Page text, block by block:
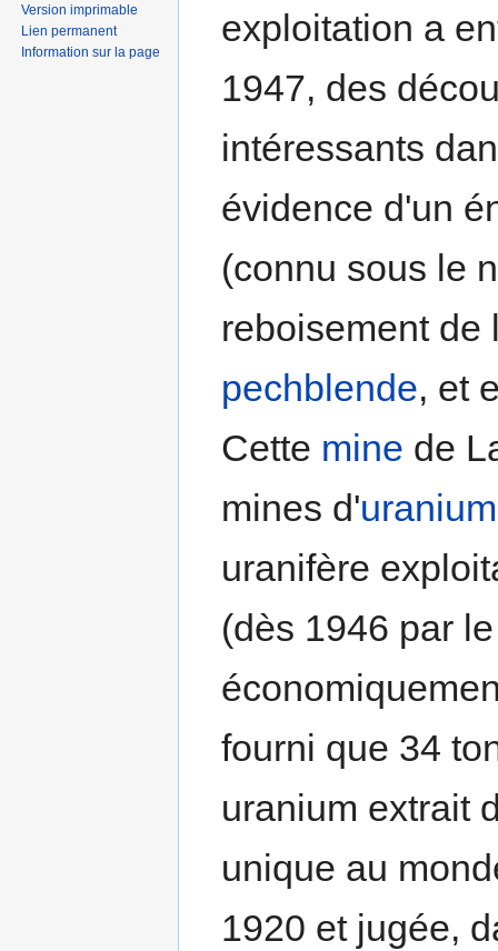
exploitation a
1947, des
intéressants
évidence d'un
(connu sous le
reboisement
pechblende, et
Cette mine de
mines d'uranium
uranifère
(dès 1946 par
fourni que 34
uranium extrait
unique au
1920 et jugée,
Version imprimable
Lien permanent
Information sur la page